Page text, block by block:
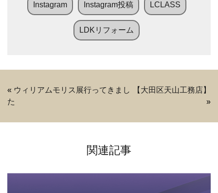
Instagram Instagram投稿 LCLASS
LDKリフォーム
« ウィリアムモリス展行ってきまし
た
【大田区天山工務店】
»
関連記事